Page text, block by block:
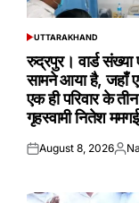
POSTED
UTTARAKHAND
रुद्रपुर। वार्ड संख्या
सामने आया है, जहाँ
एक ही परिवार के
गृहस्वामी नितेश
Posted
August 8, 2026